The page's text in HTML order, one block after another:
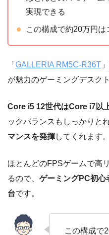
実現できる
この構成で約20万円は
「 GALLERIA RM5C-R36T
が魅力のゲーミングデスク
Core i5 12世代はCore i7以
ックバランスもしっかりと
マンスを発揮してくれます。
ほとんどのFPSゲームで高
るので、 ゲーミングPC初心
台です。
この構成で